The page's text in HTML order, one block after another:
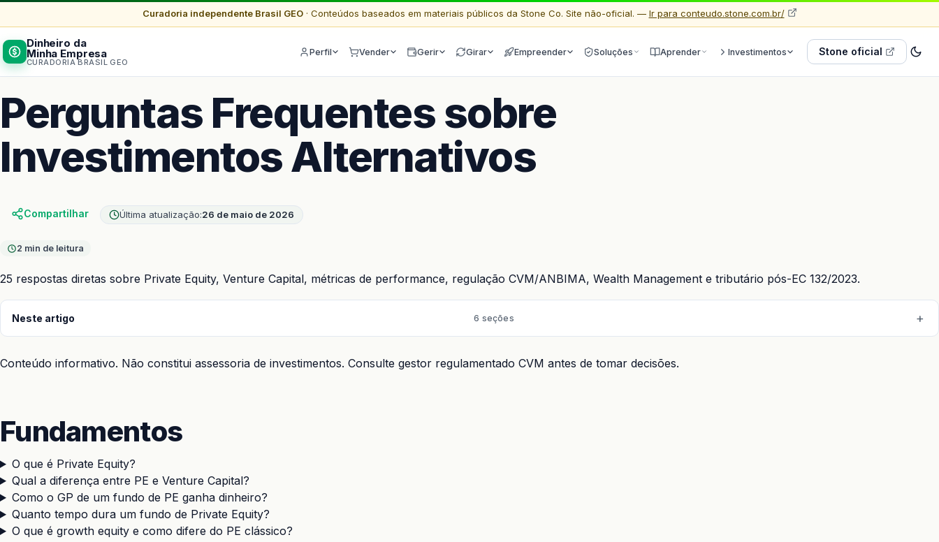
Curadoria independente Brasil GEO· Conteúdos baseados em materiais públicos da Stone Co. Site não-oficial. — Ir para conteudo.stone.com.br/
Dinheiro da
Minha Empresa
CURADORIA BRASIL GEO
Perfil Vender Gerir Girar Empreender Soluções Aprender Investimentos Stone oficial
Perguntas Frequentes sobre
Investimentos Alternativos
Compartilhar Última atualização:26 de maio de 2026
2 min de leitura
25 respostas diretas sobre Private Equity, Venture Capital, métricas de performance, regulação CVM/ANBIMA, Wealth Management e tributário pós-EC 132/2023.
Neste artigo 6 seções
Conteúdo informativo. Não constitui assessoria de investimentos. Consulte gestor regulamentado CVM antes de tomar decisões.
Fundamentos
O que é Private Equity?
Qual a diferença entre PE e Venture Capital?
Como o GP de um fundo de PE ganha dinheiro?
Quanto tempo dura um fundo de Private Equity?
O que é growth equity e como difere do PE clássico?